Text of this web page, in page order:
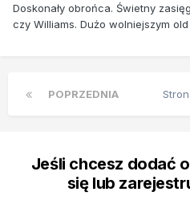
Doskonały obrońca. Świetny
czy Williams. Dużo wolniejszym
POPRZEDNIA
Jeśli chcesz dodać
się lub